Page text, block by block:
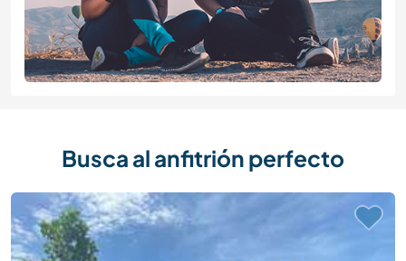
Busca al anfitrión perfecto
Última hora